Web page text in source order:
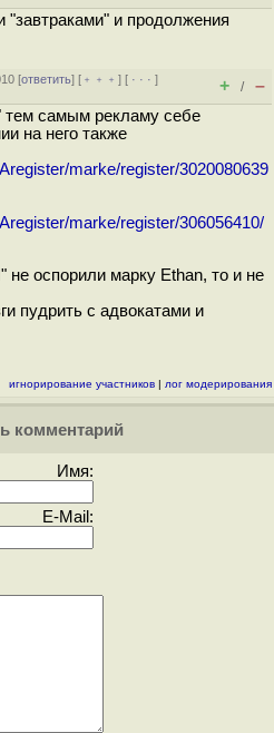
"завтраками" и продолжения
[ответить] [ ﹢﹢﹢] [ · · ·]
+ / –
тем самым рекламу себе
на него также
marke/register/3020080639
marke/register/306056410/
не оспорили марку Ethan, то и не
пудрить с адвокатами и
игнорирование участников | лог модерирования
комментарий
Имя:
E-Mail: